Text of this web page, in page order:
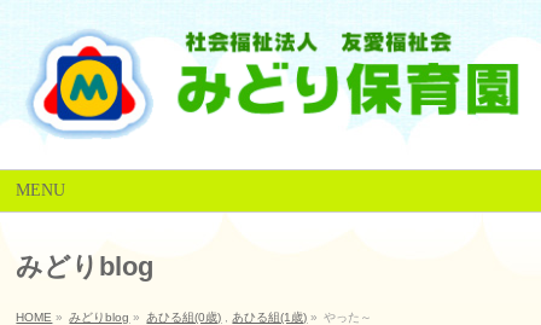
MENU
みどりblog
HOME » みどりblog » あひる組(0歳) あひる組(1歳) » やった～